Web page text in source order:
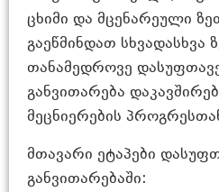
ცხიმი და მცენარეული
გაეწმინდათ სხვადასხვა
თანამედროვე
განვითარება
მეცნიერების
მთავარი ეტაპები
განვითარებაში: